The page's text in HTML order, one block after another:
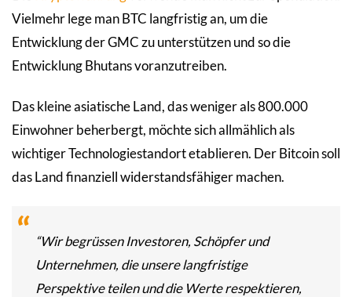
Vielmehr lege man BTC langfristig an, um die
Entwicklung der GMC zu unterstützen und so die
Entwicklung Bhutans voranzutreiben.
Das kleine asiatische Land, das weniger als 800.000
Einwohner beherbergt, möchte sich allmählich als
wichtiger Technologiestandort etablieren. Der Bitcoin soll
das Land finanziell widerstandsfähiger machen.
“Wir begrüssen Investoren, Schöpfer und
Unternehmen, die unsere langfristige
Perspektive teilen und die Werte respektieren,